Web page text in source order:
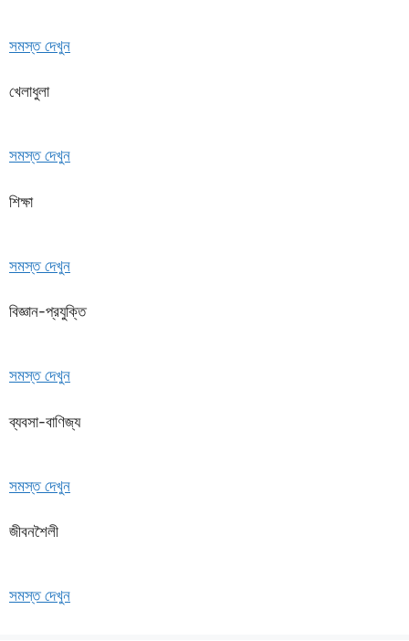
সমস্ত দেখুন
খেলাধুলা
সমস্ত দেখুন
শিক্ষা
সমস্ত দেখুন
বিজ্ঞান-প্রযুক্তি
সমস্ত দেখুন
ব্যবসা-বাণিজ্য
সমস্ত দেখুন
জীবনশৈলী
সমস্ত দেখুন